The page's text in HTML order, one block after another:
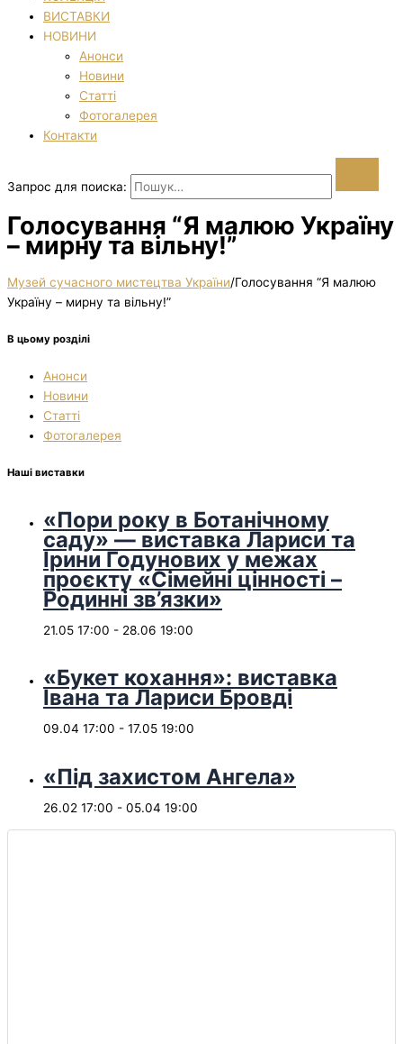
ВИСТАВКИ
НОВИНИ
Анонси
Новини
Статті
Фотогалерея
Контакти
Запрос для поиска:
Голосування “Я малюю Україну
– мирну та вільну!”
Музей сучасного мистецтва України/Голосування “Я малюю
Україну – мирну та вільну!”
В цьому розділі
Анонси
Новини
Статті
Фотогалерея
Наші виставки
«Пори року в Ботанічному
саду» — виставка Лариси та
Ірини Годунових у межах
проєкту «Сімейні цінності –
Родинні зв’язки»
21.05 17:00 - 28.06 19:00
«Букет кохання»: виставка
Івана та Лариси Бровді
09.04 17:00 - 17.05 19:00
«Під захистом Ангела»
26.02 17:00 - 05.04 19:00